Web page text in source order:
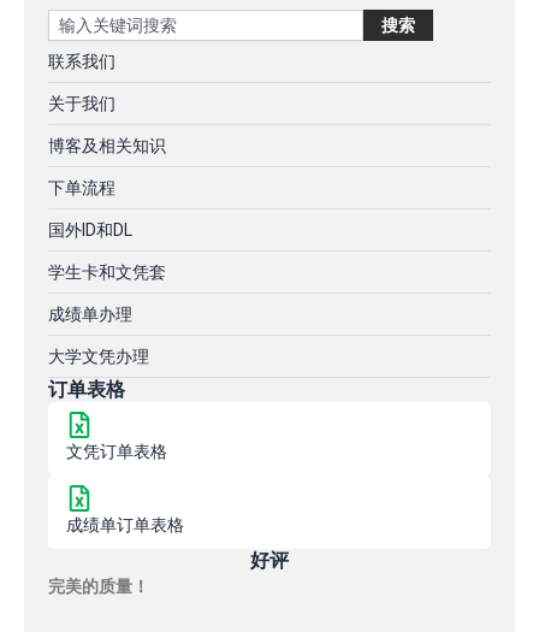
Search 搜索
联系我们
关于我们
博客及相关知识
下单流程
国外ID和DL
学生卡和文凭套
成绩单办理
大学文凭办理
订单表格
文凭订单表格
成绩单订单表格
好评
完美的质量！